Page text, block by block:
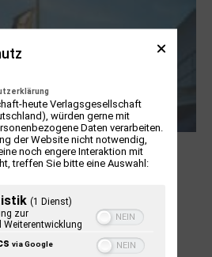
heute Verlagsgesellschaft
würden gerne mit
Daten verarbeiten.
der Website nicht notwendig,
noch engere Interaktion mit
treffen Sie bitte eine Auswahl:
(1 Dienst)
zur
Weiterentwicklung
via Google